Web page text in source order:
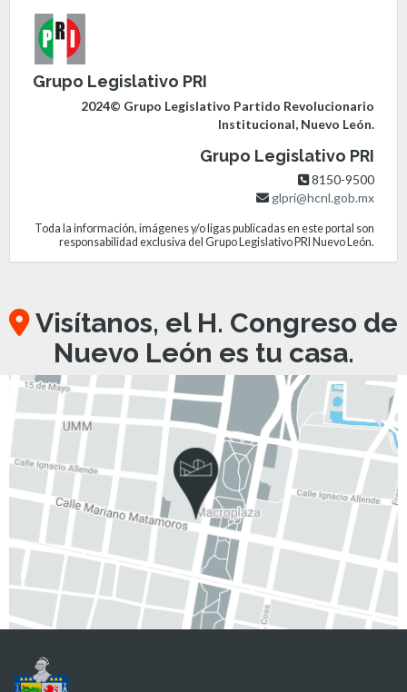
Grupo Legislativo PRI
2024© Grupo Legislativo Partido Revolucionario
Institucional, Nuevo León.
Grupo Legislativo PRI
8150-9500
glpri@hcnl.gob.mx
Toda la información, imágenes y/o ligas publicadas en este portal son
responsabilidad exclusiva del Grupo Legislativo PRI Nuevo León.
Visítanos, el H. Congreso de
Nuevo León es tu casa.